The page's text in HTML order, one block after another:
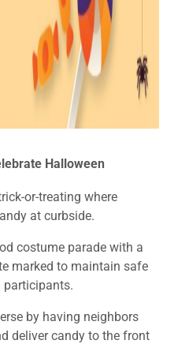
Halloween
or-treating where
at curbside.
costume parade with a
marked to maintain safe
participants.
by having neighbors
deliver candy to the front